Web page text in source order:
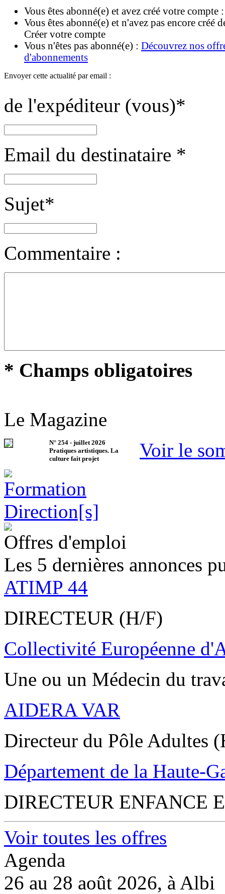
Vous êtes abonné(e) et avez créé votre compte
Vous êtes abonné(e) et n'avez pas encore créé
Créer votre compte
Vous n'êtes pas abonné(e) : Découvrez nos
d'abonnements
Envoyer cette actualité par email :
de l'expéditeur (vous)*
Email du destinataire *
Sujet*
Commentaire :
* Champs obligatoires
Le Magazine
N° 254 - juillet 2026
Pratiques artistiques. La
culture fait projet
Voir le
Offres d'emploi
Les 5 dernières annonces
ATIMP 44
DIRECTEUR (H/F)
Collectivité Européenne
Une ou un Médecin du
AIDERA VAR
Directeur du Pôle Adultes
Département de la Haute-
DIRECTEUR ENFANCE
Voir toutes les offres
Agenda
26 au 28 août 2026, à Albi